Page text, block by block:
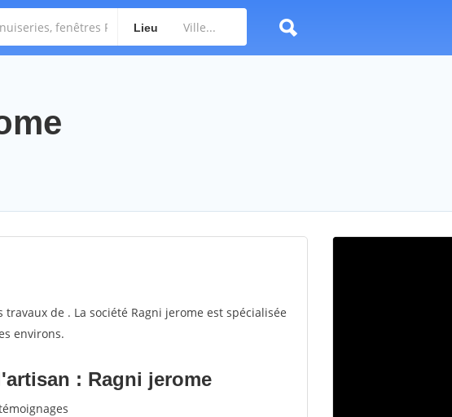
Lieu
de . La société Ragni jerome est spécialisée
environs.
: Ragni jerome